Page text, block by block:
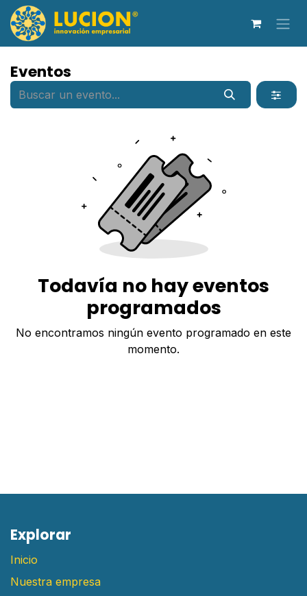
Ir al contenido
Eventos
Todavía no hay eventos
programados
No encontramos ningún evento programado en este
momento.
E​xplorar
Inicio
Nuestra empresa